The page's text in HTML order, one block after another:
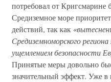
потребовал от Кригсмарине
Средиземное море
действий, так как
Средиземноморского
ущемлением безопасности
Принятые меры довольно
значительный эффект. Уже в